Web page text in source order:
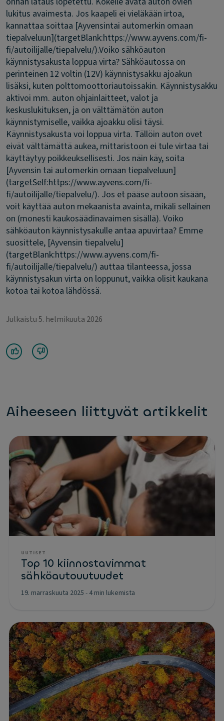
lukitus avaimesta. Jos kaapeli ei vieläkään irtoa,
kannattaa soittaa [Ayvensintai automerkin omaan
tiepalveluun](targetBlank:https://www.ayvens.com/fi-
fi/autoilijalle/tiepalvelu/).Voiko sähköauton
käynnistysakusta loppua virta?Sähköautossa on
perinteinen 12 voltin (12V) käynnistysakku ajoakun
lisäksi, kuten polttomoottoriautoissakin. Käynnistysakku
aktivoi mm. auton ohjainlaitteet, valot ja
keskuslukituksen, ja on välttämätön auton
käynnistymiselle, vaikka ajoakku olisi täysi.
Käynnistysakusta voi loppua virta. Tällöin auton ovet
eivät välttämättä aukea, mittaristoon ei tule virtaa tai
käyttäytyy poikkeuksellisesti. Jos näin käy, soita
[Ayvensin tai automerkin omaan tiepalveluun]
(targetSelf:https://www.ayvens.com/fi-
fi/autoilijalle/tiepalvelu/). Jos et pääse autoon sisään,
voit käyttää auton mekaanista avainta, mikäli sellainen
on (monesti kaukosäädinavaimen sisällä). Voiko
sähköauton käynnistysakulle antaa apuvirtaa? Emme
suosittele, [Ayvensin tiepalvelu]
(targetBlank:https://www.ayvens.com/fi-
fi/autoilijalle/tiepalvelu/) auttaa tilanteessa, jossa
käynnistysakun virta on loppunut, vaikka olisit kaukana
kotoa tai kotoa lähdössä.
Julkaistu 5. helmikuuta 2026
Aiheeseen liittyvät artikkelit
UUTISET
Top 10 kiinnostavimmat
sähköautouutuudet
19. marraskuuta 2025 - 4 min lukemista